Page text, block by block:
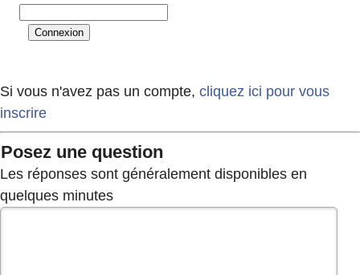
Si vous n'avez pas un compte, cliquez ici pour vous
inscrire
Posez une question
Les réponses sont généralement disponibles en
quelques minutes